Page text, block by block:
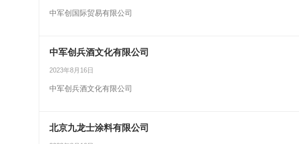
中军创国际贸易有限公司
中军创兵酒文化有限公司
2023年8月16日
中军创兵酒文化有限公司
北京九龙士涂料有限公司